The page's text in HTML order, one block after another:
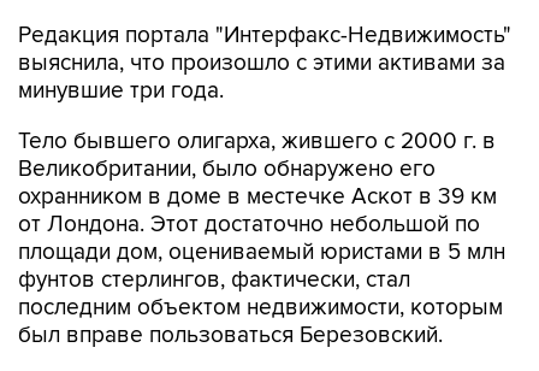
Редакция портала "Интерфакс-Недвижимость"
выяснила, что произошло с этими активами за
минувшие три года.
Тело бывшего олигарха, жившего с 2000 г. в
Великобритании, было обнаружено его
охранником в доме в местечке Аскот в 39 км
от Лондона. Этот достаточно небольшой по
площади дом, оцениваемый юристами в 5 млн
фунтов стерлингов, фактически, стал
последним объектом недвижимости, которым
был вправе пользоваться Березовский.